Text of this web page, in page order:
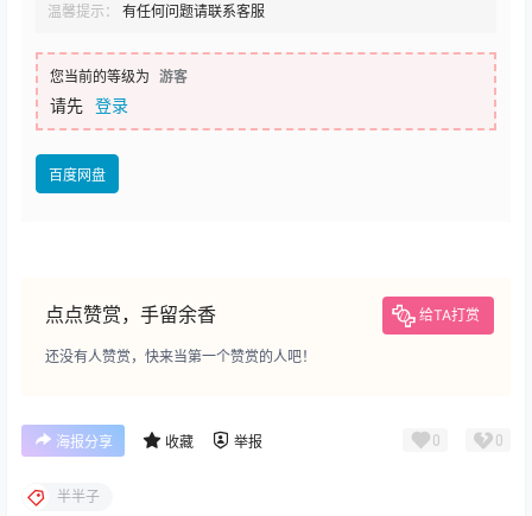
温馨提示：
有任何问题请联系客服
您当前的等级为 游客
请先 登录
百度网盘
点点赞赏，手留余香 给TA打赏
还没有人赞赏，快来当第一个赞赏的人吧！
海报分享 收藏 举报 0 0
半半子